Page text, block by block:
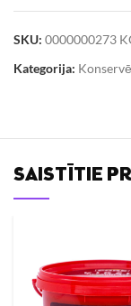
SKU: 0000000273
Kategorija:
SAISTĪTIE